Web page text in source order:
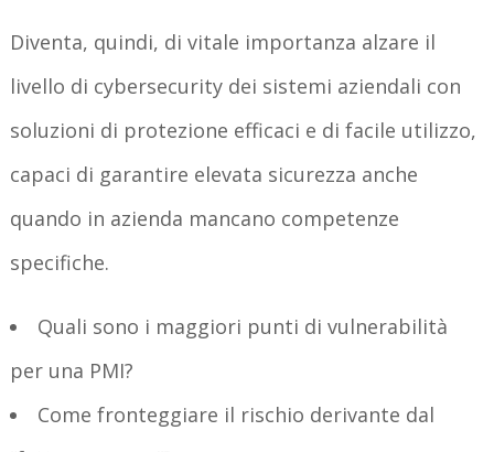
Diventa, quindi, di vitale importanza alzare il
livello di cybersecurity dei sistemi aziendali con
soluzioni di protezione efficaci e di facile utilizzo,
capaci di garantire elevata sicurezza anche
quando in azienda mancano competenze
specifiche.
Quali sono i maggiori punti di vulnerabilità
per una PMI?
Come fronteggiare il rischio derivante dal